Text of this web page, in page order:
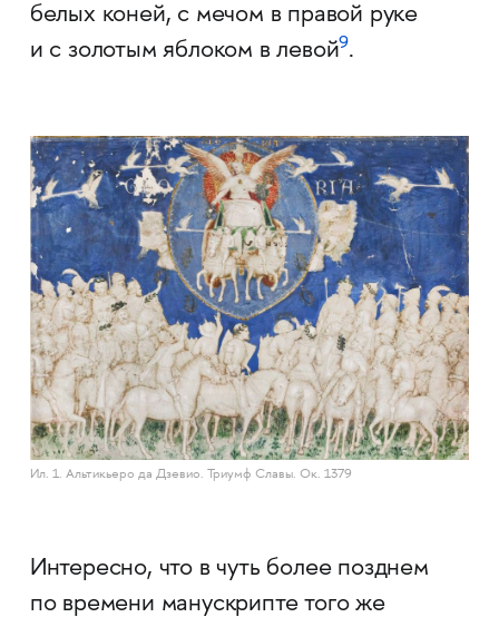
белых коней, с мечом в правой руке
и с золотым яблоком в левой9.
Ил. 1. Альтикьеро да Дзевио. Триумф Славы. Ок. 1379
Интересно, что в чуть более позднем
по времени манускрипте того же